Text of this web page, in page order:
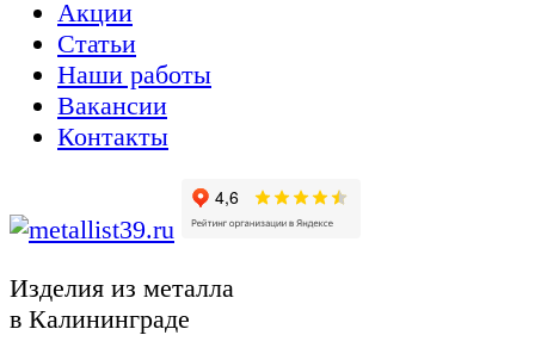
Акции
Статьи
Наши работы
Вакансии
Контакты
Изделия из металла
в Калининграде